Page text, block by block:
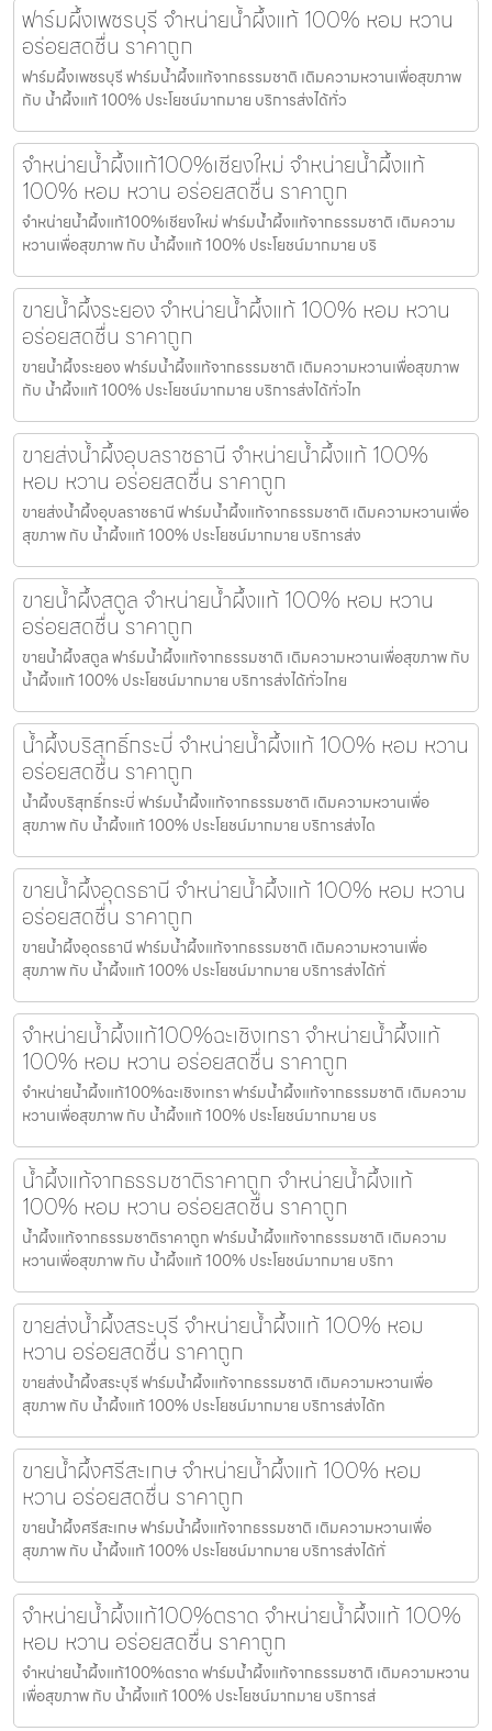
ฟาร์มผึ้งเพชรบุรี จำหน่ายน้ำผึ้งแท้ 100% หอม หวาน
อร่อยสดชื่น ราคาถูก
ฟาร์มผึ้งเพชรบุรี ฟาร์มน้ำผึ้งแท้จากธรรมชาติ เติมความหวานเพื่อสุขภาพ
กับ น้ำผึ้งแท้ 100% ประโยชน์มากมาย บริการส่งได้ทั่ว
จำหน่ายน้ำผึ้งแท้100%เชียงใหม่ จำหน่ายน้ำผึ้งแท้
100% หอม หวาน อร่อยสดชื่น ราคาถูก
จำหน่ายน้ำผึ้งแท้100%เชียงใหม่ ฟาร์มน้ำผึ้งแท้จากธรรมชาติ เติมความ
หวานเพื่อสุขภาพ กับ น้ำผึ้งแท้ 100% ประโยชน์มากมาย บริ
ขายน้ำผึ้งระยอง จำหน่ายน้ำผึ้งแท้ 100% หอม หวาน
อร่อยสดชื่น ราคาถูก
ขายน้ำผึ้งระยอง ฟาร์มน้ำผึ้งแท้จากธรรมชาติ เติมความหวานเพื่อสุขภาพ
กับ น้ำผึ้งแท้ 100% ประโยชน์มากมาย บริการส่งได้ทั่วไท
ขายส่งน้ำผึ้งอุบลราชธานี จำหน่ายน้ำผึ้งแท้ 100%
หอม หวาน อร่อยสดชื่น ราคาถูก
ขายส่งน้ำผึ้งอุบลราชธานี ฟาร์มน้ำผึ้งแท้จากธรรมชาติ เติมความหวานเพื่อ
สุขภาพ กับ น้ำผึ้งแท้ 100% ประโยชน์มากมาย บริการส่ง
ขายน้ำผึ้งสตูล จำหน่ายน้ำผึ้งแท้ 100% หอม หวาน
อร่อยสดชื่น ราคาถูก
ขายน้ำผึ้งสตูล ฟาร์มน้ำผึ้งแท้จากธรรมชาติ เติมความหวานเพื่อสุขภาพ กับ
น้ำผึ้งแท้ 100% ประโยชน์มากมาย บริการส่งได้ทั่วไทย
น้ำผึ้งบริสุทธิ์กระบี่ จำหน่ายน้ำผึ้งแท้ 100% หอม หวาน
อร่อยสดชื่น ราคาถูก
น้ำผึ้งบริสุทธิ์กระบี่ ฟาร์มน้ำผึ้งแท้จากธรรมชาติ เติมความหวานเพื่อ
สุขภาพ กับ น้ำผึ้งแท้ 100% ประโยชน์มากมาย บริการส่งได
ขายน้ำผึ้งอุดรธานี จำหน่ายน้ำผึ้งแท้ 100% หอม หวาน
อร่อยสดชื่น ราคาถูก
ขายน้ำผึ้งอุดรธานี ฟาร์มน้ำผึ้งแท้จากธรรมชาติ เติมความหวานเพื่อ
สุขภาพ กับ น้ำผึ้งแท้ 100% ประโยชน์มากมาย บริการส่งได้ทั่
จำหน่ายน้ำผึ้งแท้100%ฉะเชิงเทรา จำหน่ายน้ำผึ้งแท้
100% หอม หวาน อร่อยสดชื่น ราคาถูก
จำหน่ายน้ำผึ้งแท้100%ฉะเชิงเทรา ฟาร์มน้ำผึ้งแท้จากธรรมชาติ เติมความ
หวานเพื่อสุขภาพ กับ น้ำผึ้งแท้ 100% ประโยชน์มากมาย บร
น้ำผึ้งแท้จากธรรมชาติราคาถูก จำหน่ายน้ำผึ้งแท้
100% หอม หวาน อร่อยสดชื่น ราคาถูก
น้ำผึ้งแท้จากธรรมชาติราคาถูก ฟาร์มน้ำผึ้งแท้จากธรรมชาติ เติมความ
หวานเพื่อสุขภาพ กับ น้ำผึ้งแท้ 100% ประโยชน์มากมาย บริกา
ขายส่งน้ำผึ้งสระบุรี จำหน่ายน้ำผึ้งแท้ 100% หอม
หวาน อร่อยสดชื่น ราคาถูก
ขายส่งน้ำผึ้งสระบุรี ฟาร์มน้ำผึ้งแท้จากธรรมชาติ เติมความหวานเพื่อ
สุขภาพ กับ น้ำผึ้งแท้ 100% ประโยชน์มากมาย บริการส่งได้ท
ขายน้ำผึ้งศรีสะเกษ จำหน่ายน้ำผึ้งแท้ 100% หอม
หวาน อร่อยสดชื่น ราคาถูก
ขายน้ำผึ้งศรีสะเกษ ฟาร์มน้ำผึ้งแท้จากธรรมชาติ เติมความหวานเพื่อ
สุขภาพ กับ น้ำผึ้งแท้ 100% ประโยชน์มากมาย บริการส่งได้ทั่
จำหน่ายน้ำผึ้งแท้100%ตราด จำหน่ายน้ำผึ้งแท้ 100%
หอม หวาน อร่อยสดชื่น ราคาถูก
จำหน่ายน้ำผึ้งแท้100%ตราด ฟาร์มน้ำผึ้งแท้จากธรรมชาติ เติมความหวาน
เพื่อสุขภาพ กับ น้ำผึ้งแท้ 100% ประโยชน์มากมาย บริการส่